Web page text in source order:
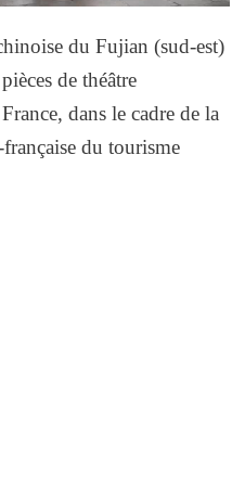
du Fujian (sud-est)
de théâtre
dans le cadre de la
du tourisme